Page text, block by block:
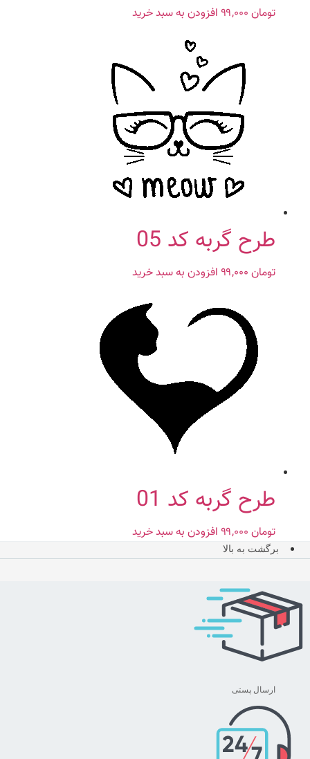
تومان افزودن به سبد خرید
طرح گربه کد 05
تومان افزودن به سبد خرید
طرح گربه کد 01
تومان افزودن به سبد خرید
برگشت به بالا
ارسال پستی